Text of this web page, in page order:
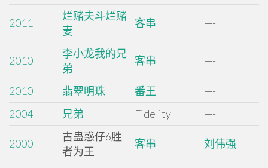
2011
烂赌夫斗烂赌
妻
客串 —-
2010
李小龙我的兄
弟
客串 —-
2010 翡翠明珠 番王
—-
2004
兄弟 Fidelity —-
2000
古蛊惑仔6胜
者为王
客串 刘伟强